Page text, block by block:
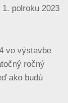
polroku 2023
vo výstavbe
ročný
ako budú